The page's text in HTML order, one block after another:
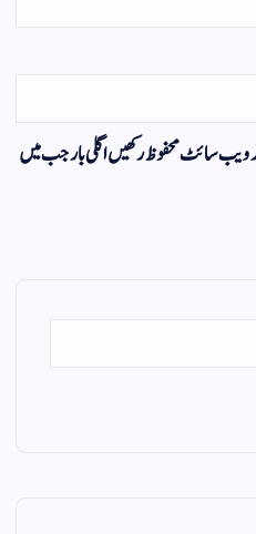
ویب سائٹ محفوظ رکھیں اگلی بار جب میں